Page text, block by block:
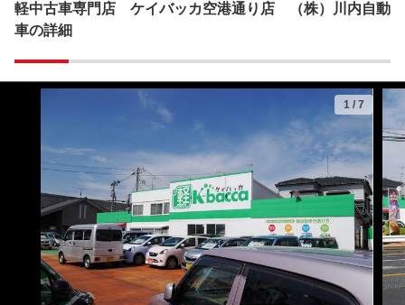
軽中古車専門店 ケイバッカ空港通り店 （株）川内自動
車の詳細
1 / 7